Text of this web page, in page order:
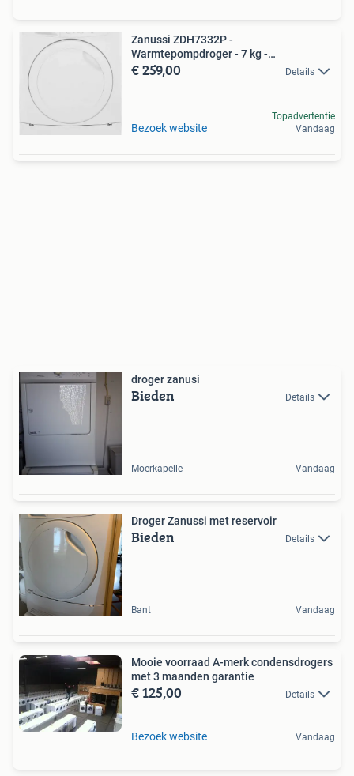
Zanussi ZDH7332P -
Warmtepompdroger - 7 kg -
Energieklasse
€ 259,00 Details
Bezoek website
Topadvertentie
Vandaag
droger zanusi
Bieden Details
Moerkapelle Vandaag
Droger Zanussi met reservoir
Bieden Details
Bant Vandaag
Mooie voorraad A-merk condensdrogers
met 3 maanden garantie
€ 125,00 Details
Bezoek website Vandaag